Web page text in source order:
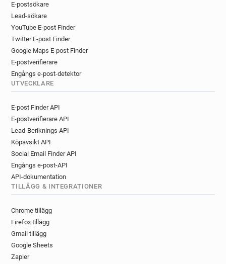
E-postsökare
Lead-sökare
YouTube E-post Finder
Twitter E-post Finder
Google Maps E-post Finder
E-postverifierare
Engångs e-post-detektor
UTVECKLARE
E-post Finder API
E-postverifierare API
Lead-Beriknings API
Köpavsikt API
Social Email Finder API
Engångs e-post-API
API-dokumentation
TILLÄGG & INTEGRATIONER
Chrome tillägg
Firefox tillägg
Gmail tillägg
Google Sheets
Zapier